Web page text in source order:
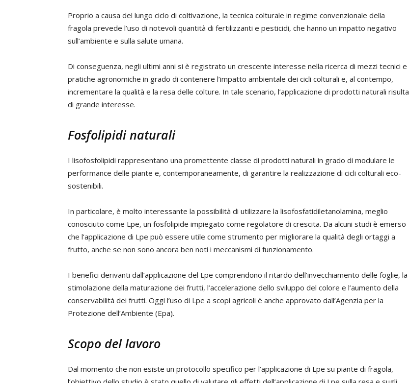
Proprio a causa del lungo ciclo di coltivazione, la tecnica colturale in regime convenzionale della
fragola prevede l’uso di notevoli quantità di fertilizzanti e pesticidi, che hanno un impatto negativo
sull’ambiente e sulla salute umana.
Di conseguenza, negli ultimi anni si è registrato un crescente interesse nella ricerca di mezzi tecnici e
pratiche agronomiche in grado di contenere l’impatto ambientale dei cicli colturali e, al contempo,
incrementare la qualità e la resa delle colture. In tale scenario, l’applicazione di prodotti naturali risulta
di grande interesse.
Fosfolipidi naturali
I lisofosfolipidi rappresentano una promettente classe di prodotti naturali in grado di modulare le
performance delle piante e, contemporaneamente, di garantire la realizzazione di cicli colturali eco-
sostenibili.
In particolare, è molto interessante la possibilità di utilizzare la lisofosfatidiletanolamina, meglio
conosciuto come Lpe, un fosfolipide impiegato come regolatore di crescita. Da alcuni studi è emerso
che l’applicazione di Lpe può essere utile come strumento per migliorare la qualità degli ortaggi a
frutto, anche se non sono ancora ben noti i meccanismi di funzionamento.
I benefici derivanti dall’applicazione del Lpe comprendono il ritardo dell’invecchiamento delle foglie, la
stimolazione della maturazione dei frutti, l’accelerazione dello sviluppo del colore e l’aumento della
conservabilità dei frutti. Oggi l’uso di Lpe a scopi agricoli è anche approvato dall’Agenzia per la
Protezione dell’Ambiente (Epa).
Scopo del lavoro
Dal momento che non esiste un protocollo specifico per l’applicazione di Lpe su piante di fragola,